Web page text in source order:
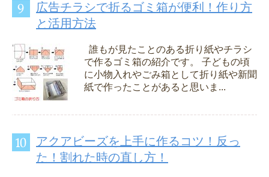
広告チラシで折るゴミ箱が便利！作り方
と活用方法
誰もが見たことのある折り紙やチラシ
で作るゴミ箱の紹介です。 子どもの頃
に小物入れやごみ箱として折り紙や新聞
紙で作ったことがあると思いま...
アクアビーズを上手に作るコツ！反っ
た！割れた時の直し方！